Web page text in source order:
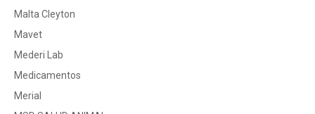
Malta Cleyton
Mavet
Mederi Lab
Medicamentos
Merial